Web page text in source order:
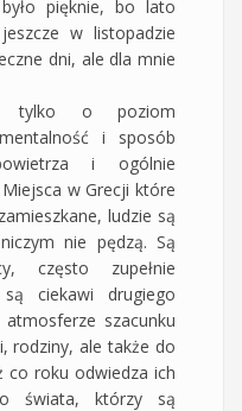
pięknie, bo lato
w listopadzie
dni, ale dla mnie
tylko o poziom
i sposób
i ogólnie
w Grecji które
ludzie są
nie pędzą. Są
często zupełnie
ciekawi drugiego
szacunku
rodziny, ale także do
co roku odwiedza ich
świata, którzy są